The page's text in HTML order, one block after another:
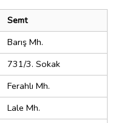
Semt
Barış Mh.
731/3. Sokak
Ferahlı Mh.
Lale Mh.